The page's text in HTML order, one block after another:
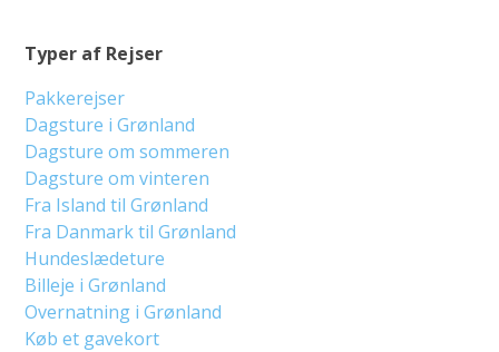
Typer af Rejser
Pakkerejser
Dagsture i Grønland
Dagsture om sommeren
Dagsture om vinteren
Fra Island til Grønland
Fra Danmark til Grønland
Hundeslædeture
Billeje i Grønland
Overnatning i Grønland
Køb et gavekort